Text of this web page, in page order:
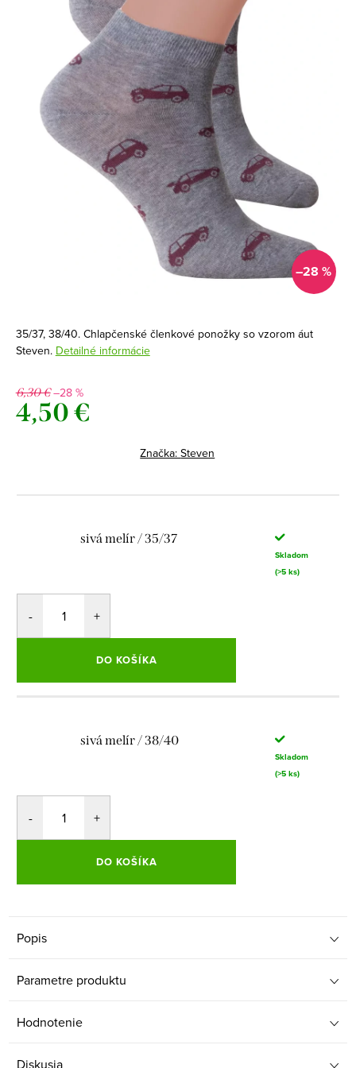
–28 %
35/37, 38/40. Chlapčenské členkové ponožky so vzorom áut
Steven. Detailné informácie
6,30 €–28 %
4,50 €
Značka:Steven
sivá melír / 35/37
Skladom
(>5 ks)
DO KOŠÍKA
sivá melír / 38/40
Skladom
(>5 ks)
DO KOŠÍKA
Popis
Parametre produktu
Hodnotenie
Diskusia